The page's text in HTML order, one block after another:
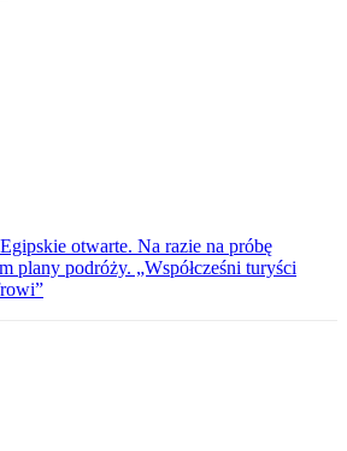
otwarte. Na razie na próbę
plany podróży. „Współcześni turyści